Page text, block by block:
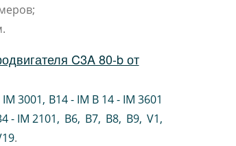
C3A 80-b от
3001, B14 - IM B 14 - IM 3601
- IM 2101, B6, B7, B8, B9, V1
.